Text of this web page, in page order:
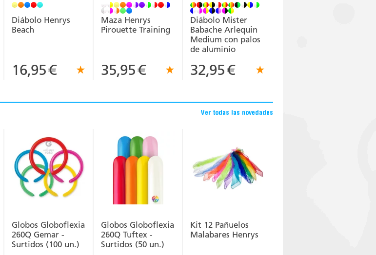
Diábolo Henrys
Beach
16,95€
Maza Henrys
Pirouette Training
35,95€
Diábolo Mister
Babache Arlequin
Medium con palos
de aluminio
32,95€
Ver todas las novedades
Globos Globoflexia
260Q Gemar -
Surtidos (100 un.)
Globos Globoflexia
260Q Tuftex -
Surtidos (50 un.)
Kit 12 Pañuelos
Malabares Henrys